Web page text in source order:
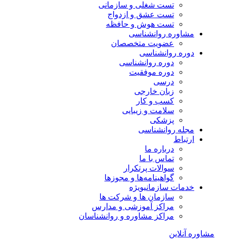
تست شغلی و سازمانی
تست عشق و ازدواج
تست هوش و حافظه
مشاوره روانشناسی
عضویت متخصصان
دوره روانشناسی
دوره روانشناسی
دوره موفقیت
درسی
زبان خارجی
کسب و کار
سلامت و زیبایی
پزشکی
مجله روانشناسی
ارتباط
درباره ما
تماس با ما
سوالات پرتکرار
گواهینامه‌ها و مجوزها
خدمات سازمانیویژه
سازمان ها و شرکت ها
مراکز آموزشی و مدارس
مراکز مشاوره و روانشناسان
مشاوره آنلاین